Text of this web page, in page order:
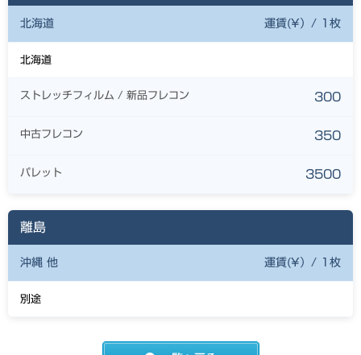
北海道 運賃(¥）/ 1枚
北海道
ストレッチフィルム / 新品フレコン 300
中古フレコン 350
パレット 3500
離島
沖縄 他 運賃(¥）/ 1枚
別途